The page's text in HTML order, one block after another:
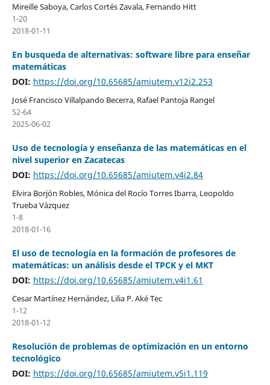
Mireille Saboya, Carlos Cortés Zavala, Fernando Hitt
1-20
2018-01-11
En busqueda de alternativas: software libre para enseñar
matemáticas
DOI: https://doi.org/10.65685/amiutem.v12i2.253
José Francisco Villalpando Becerra, Rafael Pantoja Rangel
52-64
2025-06-02
Uso de tecnología y enseñanza de las matemáticas en el
nivel superior en Zacatecas
DOI: https://doi.org/10.65685/amiutem.v4i2.84
Elvira Borjón Robles, Mónica del Rocío Torres Ibarra, Leopoldo
Trueba Vázquez
1-8
2018-01-16
El uso de tecnología en la formación de profesores de
matemáticas: un análisis desde el TPCK y el MKT
DOI: https://doi.org/10.65685/amiutem.v4i1.61
Cesar Martínez Hernández, Lilia P. Aké Tec
1-12
2018-01-12
Resolución de problemas de optimización en un entorno
tecnológico
DOI: https://doi.org/10.65685/amiutem.v5i1.119